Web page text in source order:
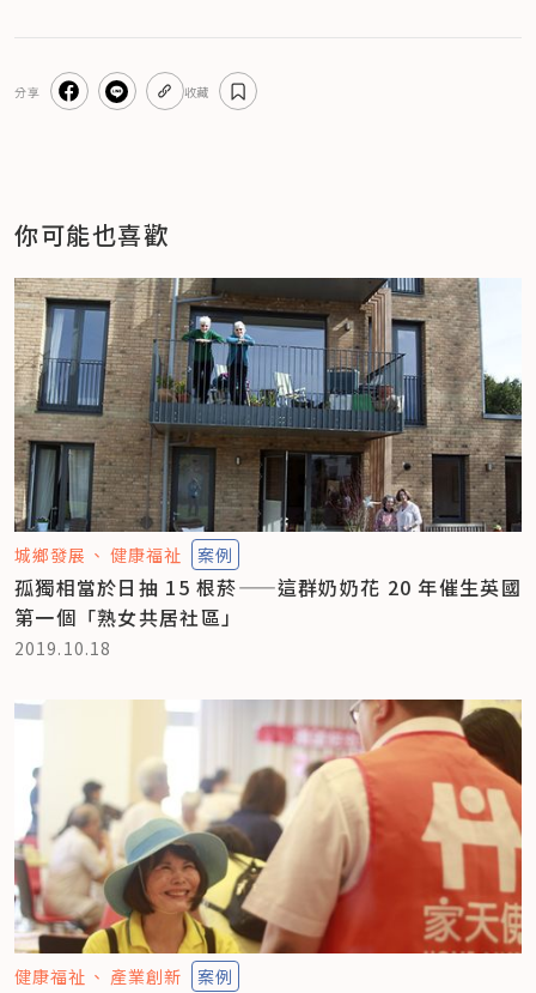
分享 收藏
你可能也喜歡
城鄉發展 健康福祉 案例
孤獨相當於日抽 15 根菸——這群奶奶花 20 年催生英國
第一個「熟女共居社區」
2019.10.18
健康福祉 產業創新 案例